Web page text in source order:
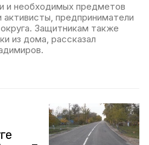
и необходимых предметов
предприниматели
Защитникам также
из дома, рассказал